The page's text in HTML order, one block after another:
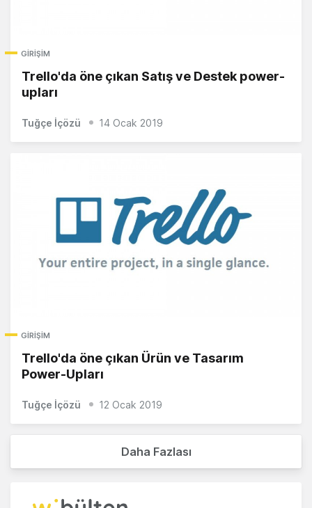
GIRIŞIM
Trello'da öne çıkan Satış ve Destek power-
upları
Tuğçe İçözü 14 Ocak 2019
GIRIŞIM
Trello'da öne çıkan Ürün ve Tasarım
Power-Upları
Tuğçe İçözü 12 Ocak 2019
Daha Fazlası